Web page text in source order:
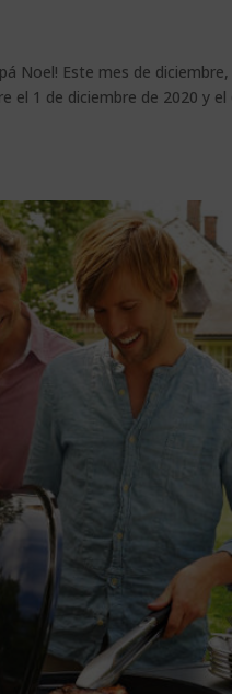
Noel! Este mes de
el 1 de diciembre de 2020 y